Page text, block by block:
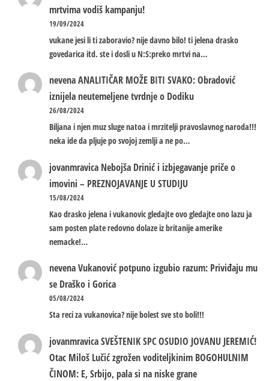
mrtvima vodiš kampanju!
19/09/2024
vukane jesi li ti zaboravio? nije davno bilo! ti jelena drasko
govedarica itd. ste i dosli u N:S:preko mrtvi na…
nevenaANALITIČAR MOŽE BITI SVAKO: Obradović
iznijela neutemeljene tvrdnje o Dodiku
26/08/2024
Biljana i njen muz sluge natoa i mrzitelji pravoslavnog naroda!!!
neka ide da pljuje po svojoj zemlji a ne po…
jovanmravica Nebojša Drinić i izbjegavanje priče o
imovini – PREZNOJAVANJE U STUDIJU
15/08/2024
Kao drasko jelena i vukanovic gledajte ovo gledajte ono lazu ja
sam posten plate redovno dolaze iz britanije amerike
nemacke!…
nevenaVukanović potpuno izgubio razum: Priviđaju mu
se Draško i Gorica
05/08/2024
Sta reci za vukanovica? nije bolest sve sto boli!!!
jovanmravicaSVEŠTENIK SPC OSUDIO JOVANU JEREMIĆ!
Otac Miloš Lučić zgrožen voditeljkinim BOGOHULNIM
ČINOM: E, Srbijo, pala si na niske grane